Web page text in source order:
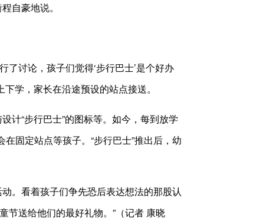
自豪地说。
讨论，孩子们觉得‘步行巴士’是个好办
学，家长在沿途预设的站点接送。
“步行巴士”的图标等。如今，每到放学
固定站点等孩子。“步行巴士”推出后，幼
。看着孩子们争先恐后表达想法的那股认
节送给他们的最好礼物。”（记者 康晓